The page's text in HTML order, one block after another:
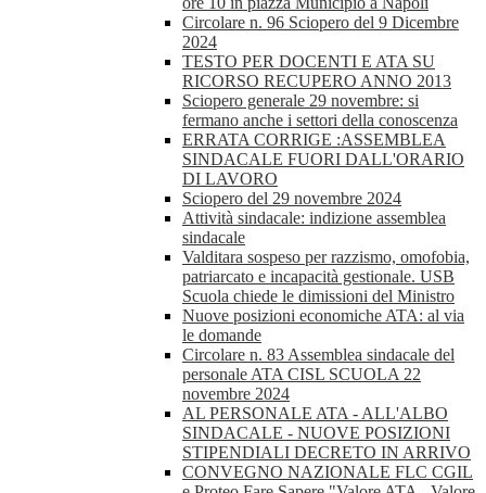
Circolare n. 96 Sciopero del 9 Dicembre
2024
TESTO PER DOCENTI E ATA SU
RICORSO RECUPERO ANNO 2013
Sciopero generale 29 novembre: si
fermano anche i settori della conoscenza
ERRATA CORRIGE :ASSEMBLEA
SINDACALE FUORI DALL'ORARIO
DI LAVORO
Sciopero del 29 novembre 2024
Attività sindacale: indizione assemblea
sindacale
Valditara sospeso per razzismo, omofobia,
patriarcato e incapacità gestionale. USB
Scuola chiede le dimissioni del Ministro
Nuove posizioni economiche ATA: al via
le domande
Circolare n. 83 Assemblea sindacale del
personale ATA CISL SCUOLA 22
novembre 2024
AL PERSONALE ATA - ALL'ALBO
SINDACALE - NUOVE POSIZIONI
STIPENDIALI DECRETO IN ARRIVO
CONVEGNO NAZIONALE FLC CGIL